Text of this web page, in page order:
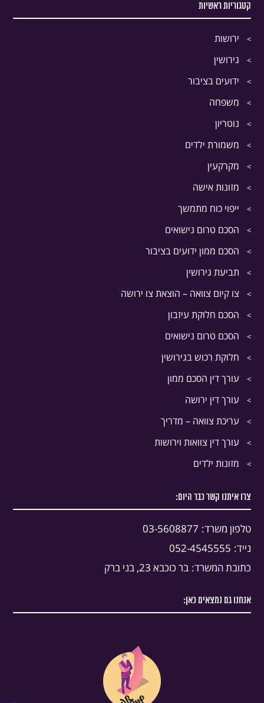
קטגוריות ראשיות
ירושות
גירושין
ידועים בציבור
משפחה
נוטריון
משמורת ילדים
מקרקעין
מזונות אישה
ייפוי כוח מתמשך
הסכם טרום נישואים
הסכם ממון ידועים בציבור
תביעת גירושין
צו קיום צוואה – הוצאת צו ירושה
הסכם חלוקת עיזבון
הסכם טרום נישואים
חלוקת רכוש בגירושין
עורך דין הסכם ממון
עורך דין ירושה
עריכת צוואה – מדריך
עורך דין צוואות וירושות
מזונות ילדים
צרו איתנו קשר כבר היום:
טלפון משרד: 03-5608877
נייד: 052-4545555
כתובת המשרד: בר כוכבא 23, בני ברק
אנחנו גם נמצאים כאן: